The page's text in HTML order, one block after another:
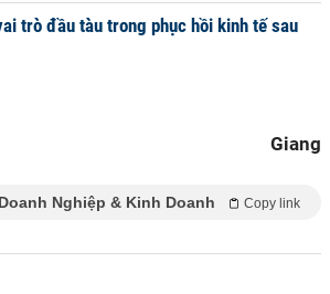
trò đầu tàu trong phục hồi kinh tế sau
Giang
Doanh Nghiệp & Kinh Doanh Copy link